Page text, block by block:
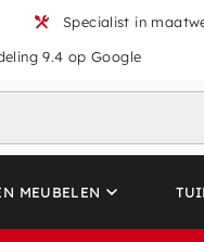
Specialist in
9.4 op Google
MEUBELEN